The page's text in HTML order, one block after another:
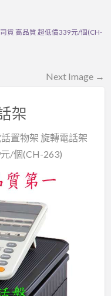
貨 高品質 超低價339元/個(CH-
Next Image →
架
置物架 旋轉電話架
/個(CH-263)